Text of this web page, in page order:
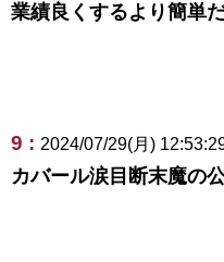
業績良くするより簡単
9 : 2024/07/29(月)
カバール涙目断末魔の